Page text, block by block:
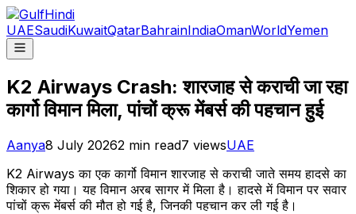
UAESaudiKuwaitQatarBahrainIndiaOmanWorldYemen
K2 Airways Crash: शारजाह से कराची जा रहा
कार्गो विमान मिला, पांचों क्रू मेंबर्स की पहचान हुई
Aanya8 July 20262 min read7 viewsUAE
K2 Airways का एक कार्गो विमान शारजाह से कराची जाते समय हादसे का
शिकार हो गया। यह विमान अरब सागर में मिला है। हादसे में विमान पर सवार
पांचों क्रू मेंबर्स की मौत हो गई है, जिनकी पहचान कर ली गई है।